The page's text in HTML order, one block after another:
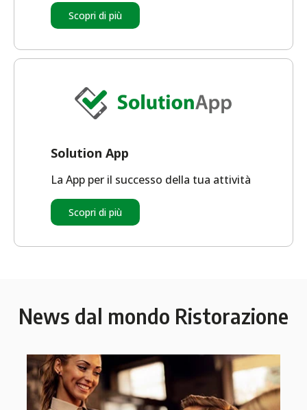
Scopri di più
Solution App
La App per il successo della tua attività
Scopri di più
News dal mondo Ristorazione